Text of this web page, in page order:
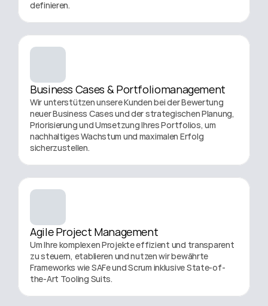
definieren.
Business Cases & Portfoliomanagement
Wir unterstützen unsere Kunden bei der Bewertung
neuer Business Cases und der strategischen Planung,
Priorisierung und Umsetzung Ihres Portfolios, um
nachhaltiges Wachstum und maximalen Erfolg
sicherzustellen.
Agile Project Management
Um Ihre komplexen Projekte effizient und transparent
zu steuern, etablieren und nutzen wir bewährte
Frameworks wie SAFe und Scrum inklusive State-of-
the-Art Tooling Suits.